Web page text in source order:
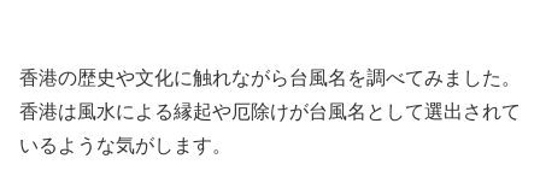
香港の歴史や文化に触れながら台風名を調べてみました。
香港は風水による縁起や厄除けが台風名として選出されて
いるような気がします。